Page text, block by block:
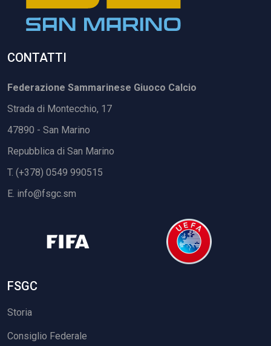
CONTATTI
Federazione Sammarinese Giuoco Calcio
Strada di Montecchio, 17
47890 - San Marino
Repubblica di San Marino
T. (+378) 0549 990515
E. info@fsgc.sm
FSGC
Storia
Consiglio Federale